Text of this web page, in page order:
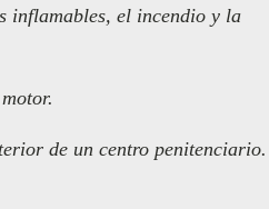
inflamables, el incendio y la
de un centro penitenciario.